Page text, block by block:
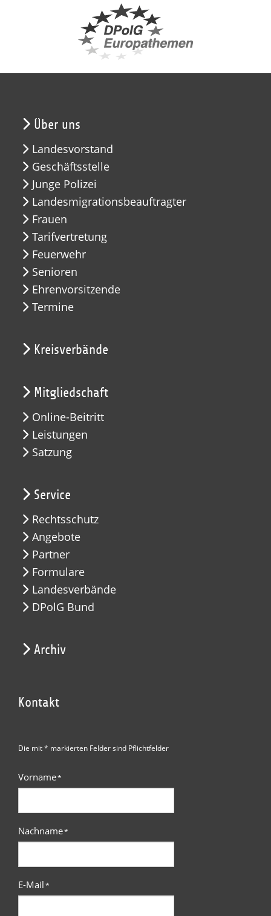
Über uns
Landesvorstand
Geschäftsstelle
Junge Polizei
Landesmigrationsbeauftragter
Frauen
Tarifvertretung
Feuerwehr
Senioren
Ehrenvorsitzende
Termine
Kreisverbände
Mitgliedschaft
Online-Beitritt
Leistungen
Satzung
Service
Rechtsschutz
Angebote
Partner
Formulare
Landesverbände
DPolG Bund
Archiv
Kontakt
Die mit * markierten Felder sind Pflichtfelder
Vorname*
Nachname*
E-Mail*